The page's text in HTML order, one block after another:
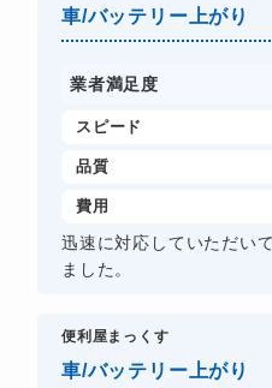
車/バッテリー上がり
業者満足度
スピード
品質
費用
迅速に対応していただい
ました。
​便利屋まっくす
車/バッテリー上がり